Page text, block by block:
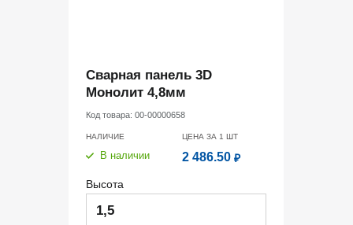
Сварная панель 3D
Монолит 4,8мм
Код товара: 00-00000658
НАЛИЧИЕ
В наличии
ЦЕНА ЗА 1 ШТ
2 486.50 ₽
Высота
1,5